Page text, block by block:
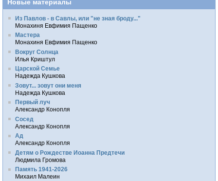
Новые материалы
Из Павлов - в Савлы, или "не зная броду..."
Монахиня Евфимия Пащенко
Мастера
Монахиня Евфимия Пащенко
Вокруг Солнца
Илья Криштул
Царской Семье
Надежда Кушкова
Зовут... зовут они меня
Надежда Кушкова
Первый луч
Александр Конопля
Сосед
Александр Конопля
Ад
Александр Конопля
Детям о Рождестве Иоанна Предтечи
Людмила Громова
Память 1941-2026
Михаил Малеин